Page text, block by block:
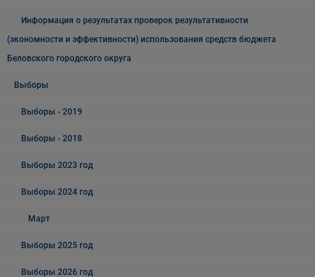
Информация о результатах проверок результативности
(экономности и эффективности) использования средств бюджета
Беловского городского округа
Выборы
Выборы - 2019
Выборы - 2018
Выборы 2023 год
Выборы 2024 год
Март
Выборы 2025 год
Выборы 2026 год